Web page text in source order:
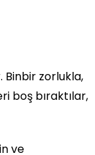
Binbir zorlukla,
boş bıraktılar,
ve